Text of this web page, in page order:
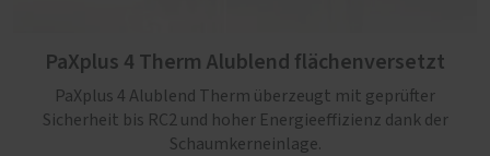
PaXplus 4 Therm Alublend flächenversetzt
PaXplus 4 Alublend Therm überzeugt mit geprüfter
Sicherheit bis RC2 und hoher Energieeffizienz dank der
Schaumkerneinlage.
PaXplus 4 Therm Alublend flächenbündig
PaXplus 4 Alublend Therm überzeugt mit geprüfter